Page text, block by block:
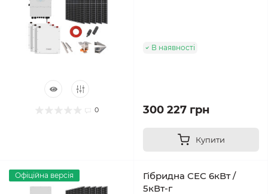
0
В наявності
300 227 грн
Купити
Офіційна версія
Гібридна СЕС 6кВт /
5кВт-г